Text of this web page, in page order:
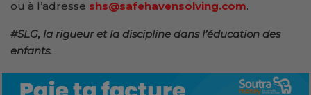
ou à l’adresse shs@safehavensolving.com.
#SLG, la rigueur et la discipline dans l’éducation des
enfants.